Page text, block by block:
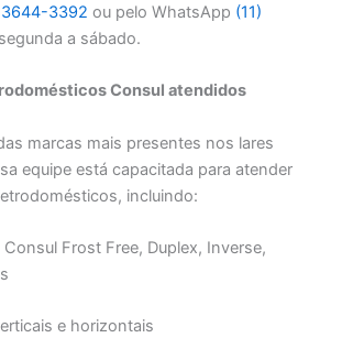
3644-3392 ou pelo WhatsApp (11)
a sábado.
Consul atendidos
marcas mais presentes nos lares
equipe está capacitada para atender
incluindo:
Consul Frost Free, Duplex, Inverse,
e horizontais